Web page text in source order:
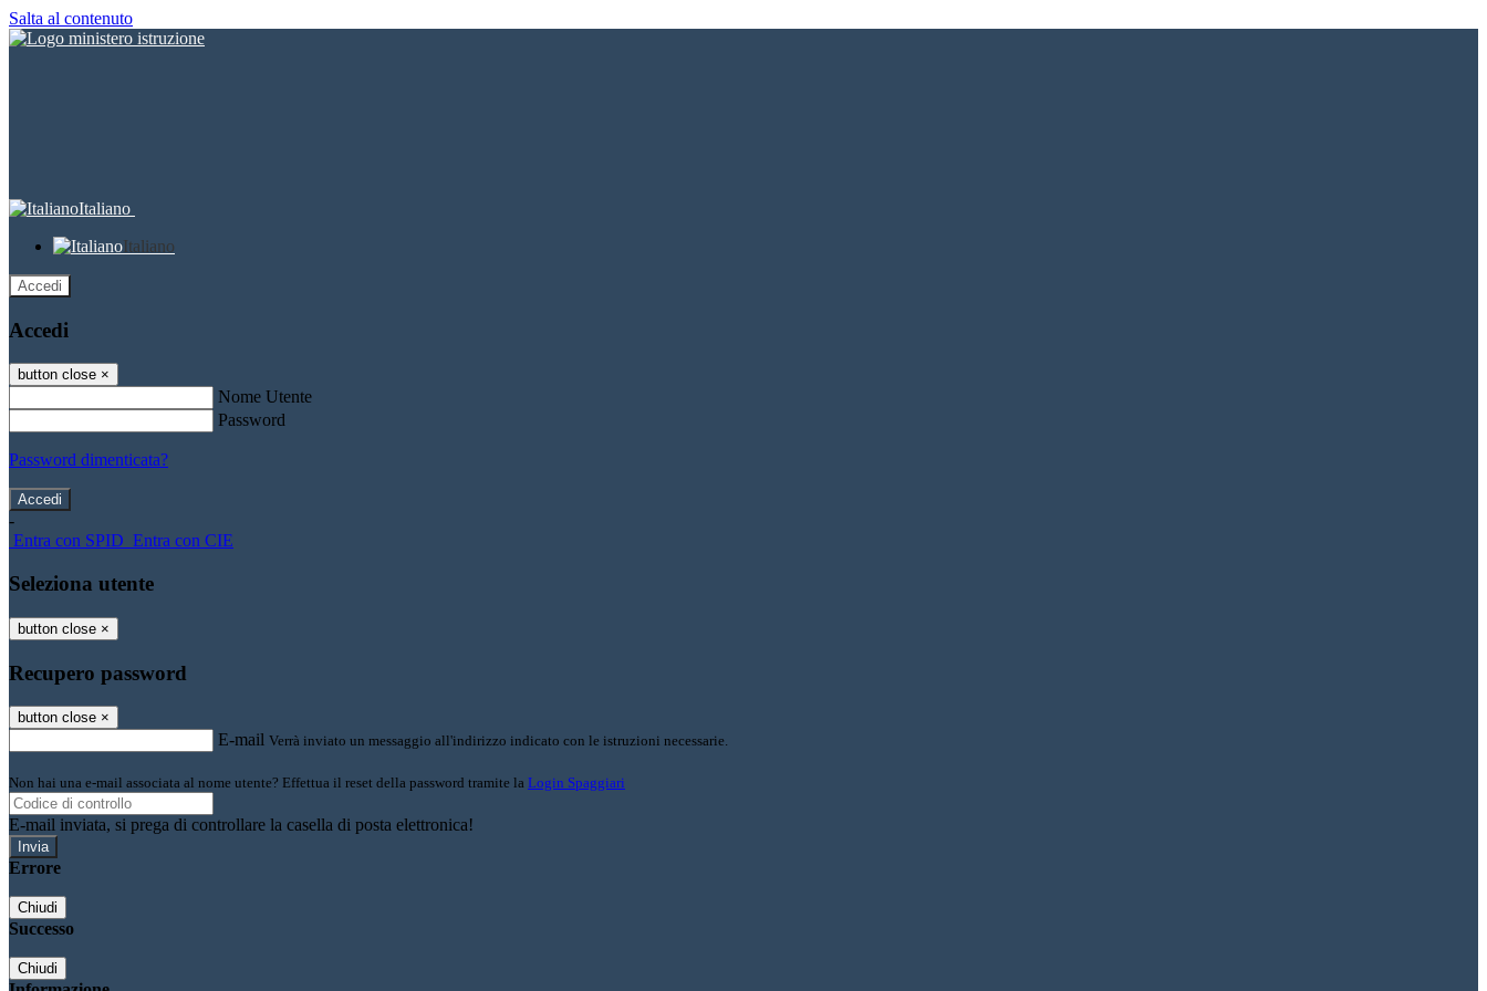
Salta al contenuto
Italiano
Italiano
Accedi
Accedi
button close ×
Nome Utente
Password
Password dimenticata?
-
Entra con SPID Entra con CIE
Seleziona utente
button close ×
Recupero password
button close ×
E-mail Verrà inviato un messaggio all'indirizzo indicato con le istruzioni necessarie.
Non hai una e-mail associata al nome utente? Effettua il reset della password tramite la Login Spaggiari
E-mail inviata, si prega di controllare la casella di posta elettronica!
Errore
Chiudi
Successo
Chiudi